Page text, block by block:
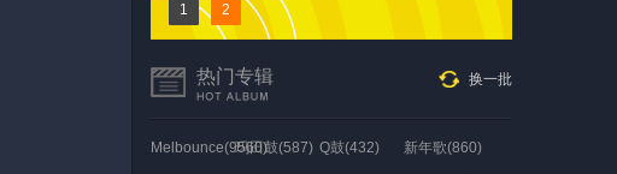
1 2
热门专辑 换一批
Melbounce(9560)玛田鼓(587) Q鼓(432) 新年歌(860)